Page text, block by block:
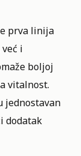
prva linija
i
boljoj
vitalnost.
jednostavan
dodatak